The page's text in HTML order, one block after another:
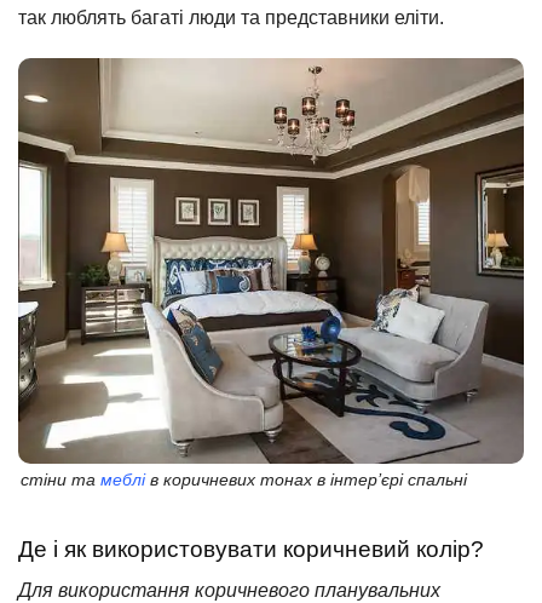
так люблять багаті люди та представники еліти.
стіни та меблів коричневих тонах в інтер’єрі спальні
Де і як використовувати коричневий колір?
Для використання коричневого планувальних